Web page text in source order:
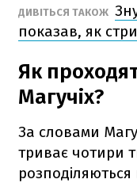
ДИВІТЬСЯ ТАКОЖ
показав, як
Як
Магучіх?
За словами
триває чотири